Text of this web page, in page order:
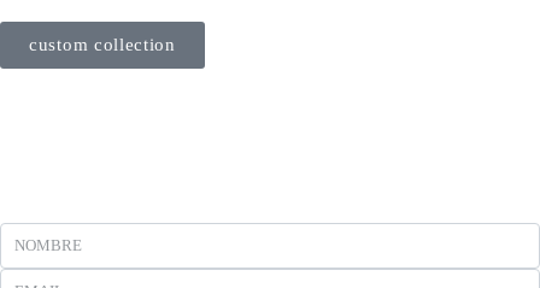
custom collection